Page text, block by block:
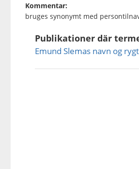
Kommentar:
bruges synonymt med
Publikationer där
Emund Slemas navn og